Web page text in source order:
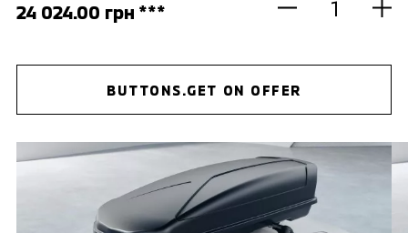
24 024.00 грн ***
BUTTONS.GET ON OFFER